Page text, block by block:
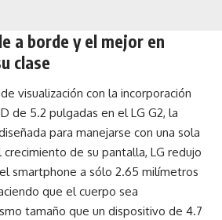
a borde y el mejor en
clase
visualización con la incorporación
de 5.2 pulgadas en el LG G2, la
para manejarse con una sola
de su pantalla, LG redujo
smartphone a sólo 2.65 milímetros
que el cuerpo sea
tamaño que un dispositivo de 4.7